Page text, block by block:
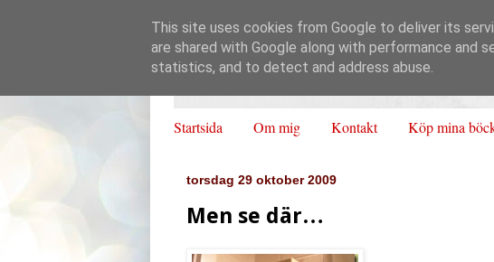
Startsida Om mig Kontakt Köp mina
torsdag 29 oktober 2009
Men se där…
This site uses cookies from Google to deliver its
are shared with Google along with performance and
statistics, and to detect and address abuse.